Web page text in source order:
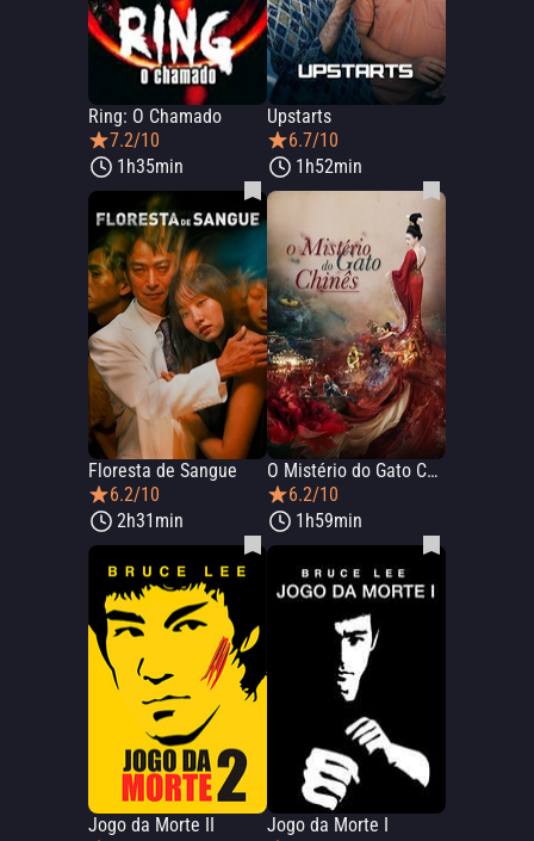
Ring: O Chamado
7.2/10
1h35min
Upstarts
6.7/10
1h52min
Floresta de Sangue
6.2/10
2h31min
O Mistério do Gato Chinês
6.2/10
1h59min
Jogo da Morte II
Jogo da Morte I